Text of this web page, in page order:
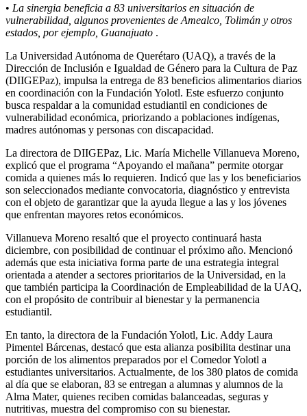
• La sinergia beneficia a 83 universitarios en situación de
vulnerabilidad, algunos provenientes de Amealco, Tolimán y otros
estados, por ejemplo, Guanajuato .
La Universidad Autónoma de Querétaro (UAQ), a través de la
Dirección de Inclusión e Igualdad de Género para la Cultura de Paz
(DIIGEPaz), impulsa la entrega de 83 beneficios alimentarios diarios
en coordinación con la Fundación Yolotl. Este esfuerzo conjunto
busca respaldar a la comunidad estudiantil en condiciones de
vulnerabilidad económica, priorizando a poblaciones indígenas,
madres autónomas y personas con discapacidad.
La directora de DIIGEPaz, Lic. María Michelle Villanueva Moreno,
explicó que el programa “Apoyando el mañana” permite otorgar
comida a quienes más lo requieren. Indicó que las y los beneficiarios
son seleccionados mediante convocatoria, diagnóstico y entrevista
con el objeto de garantizar que la ayuda llegue a las y los jóvenes
que enfrentan mayores retos económicos.
Villanueva Moreno resaltó que el proyecto continuará hasta
diciembre, con posibilidad de continuar el próximo año. Mencionó
además que esta iniciativa forma parte de una estrategia integral
orientada a atender a sectores prioritarios de la Universidad, en la
que también participa la Coordinación de Empleabilidad de la UAQ,
con el propósito de contribuir al bienestar y la permanencia
estudiantil.
En tanto, la directora de la Fundación Yolotl, Lic. Addy Laura
Pimentel Bárcenas, destacó que esta alianza posibilita destinar una
porción de los alimentos preparados por el Comedor Yolotl a
estudiantes universitarios. Actualmente, de los 380 platos de comida
al día que se elaboran, 83 se entregan a alumnas y alumnos de la
Alma Mater, quienes reciben comidas balanceadas, seguras y
nutritivas, muestra del compromiso con su bienestar.